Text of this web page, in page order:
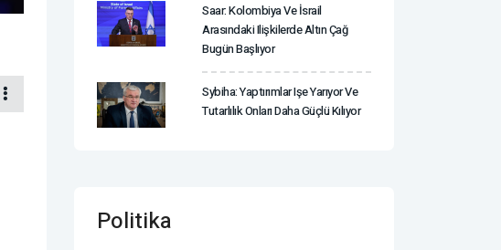
Saar: Kolombiya Ve İsrail
Arasındaki Ilişkilerde Altın Çağ
Bugün Başlıyor
Sybiha: Yaptırımlar Işe Yarıyor Ve
Tutarlılık Onları Daha Güçlü Kılıyor
Politika